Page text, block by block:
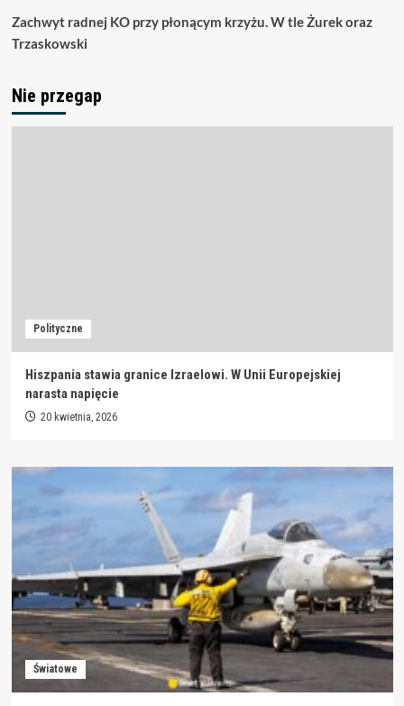
Zachwyt radnej KO przy płonącym krzyżu. W tle Żurek oraz
Trzaskowski
Nie przegap
Polityczne
Hiszpania stawia granice Izraelowi. W Unii Europejskiej
narasta napięcie
20 kwietnia, 2026
Światowe